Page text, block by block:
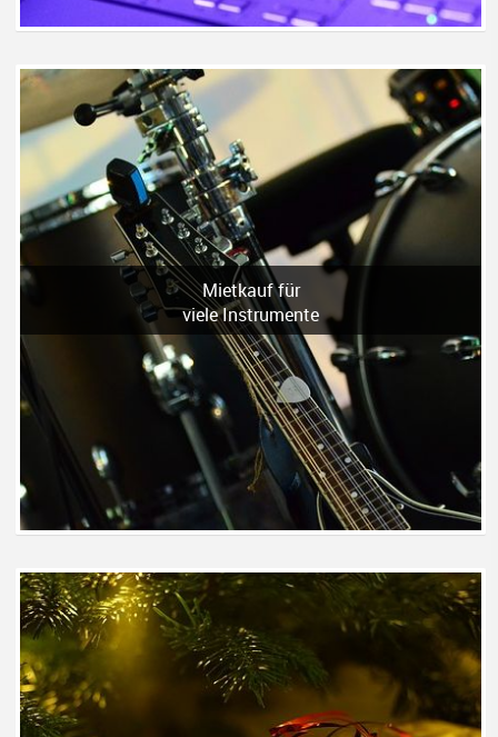
Mietkauf für
viele Instrumente